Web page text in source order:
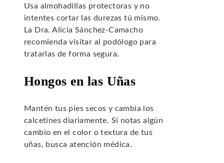
Usa almohadillas protectoras y no
intentes cortar las durezas tú mismo.
La Dra. Alícia Sánchez-Camacho
recomienda visitar al podólogo para
tratarlas de forma segura.
Hongos en las Uñas
Mantén tus pies secos y cambia los
calcetines diariamente. Si notas algún
cambio en el color o textura de tus
uñas, busca atención médica.